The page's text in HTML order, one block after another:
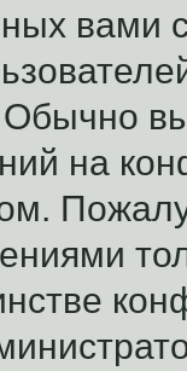
Обычно
на